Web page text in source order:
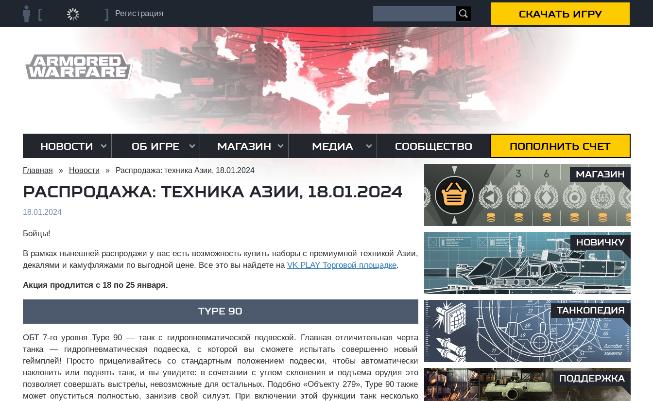
Регистрация СКАЧАТЬ ИГРУ
НОВОСТИ ОБ ИГРЕ МАГАЗИН МЕДИА СООБЩЕСТВО ПОПОЛНИТЬ СЧЕТ
Главная » Новости » Распродажа: техника Азии, 18.01.2024
РАСПРОДАЖА: ТЕХНИКА АЗИИ, 18.01.2024
18.01.2024
Бойцы!
В рамках нынешней распродажи у вас есть возможность купить наборы с премиумной техникой Азии,
декалями и камуфляжами по выгодной цене. Все это вы найдете на VK PLAY Торговой площадке.
Акция продлится с 18 по 25 января.
TYPE 90
ОБТ 7-го уровня Type 90 — танк с гидропневматической подвеской. Главная отличительная черта
танка — гидропневматическая подвеска, с которой вы сможете испытать совершенно новый
геймплей! Просто прицеливайтесь со стандартным положением подвески, чтобы автоматически
наклонить или поднять танк, и вы увидите: в сочетании с углом склонения и подъема орудия это
позволяет совершать выстрелы, невозможные для остальных. Подобно «Объекту 279», Type 90 также
может опуститься полностью, занизив свой силуэт. При включении этой функции танк несколько
МАГАЗИН
НОВИЧКУ
ТАНКОПЕДИЯ
ПОДДЕРЖКА